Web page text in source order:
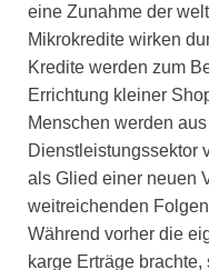
eine Zunahme der
Mikrokredite wirken
Kredite werden zum
Errichtung kleiner
Menschen werden
Dienstleistungssektor
als Glied einer neuen
weitreichenden
Während vorher die
karge Erträge